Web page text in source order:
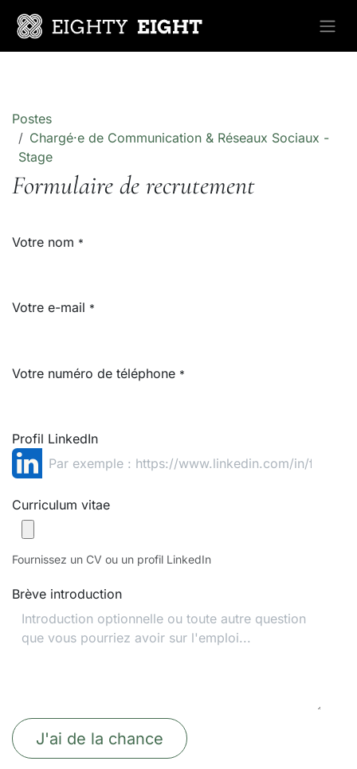
Postes
Chargé·e de Communication & Réseaux Sociaux -
Stage
Formulaire de recrutement
Votre nom *
Votre e-mail *
Votre numéro de téléphone *
Profil LinkedIn
Curriculum vitae
Fournissez un CV ou un profil LinkedIn
Brève introduction
J'ai de la chance